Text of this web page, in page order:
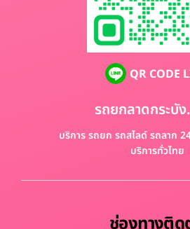
QR CODE
รถยกลาดกระบั
บริการ รถยก รถสไลด์ รถลาก
บริการทั่วไทย